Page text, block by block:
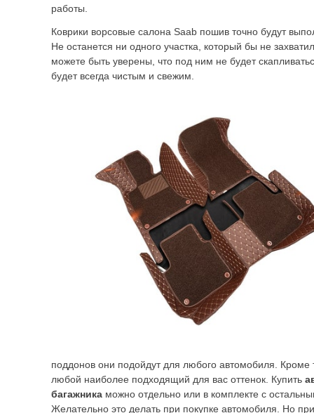
работы.
Коврики ворсовые салона Saab пошив точно будут
Не останется ни одного участка, который бы не
можете быть уверены, что под ним не будет
будет всегда чистым и свежим.
поддонов они подойдут для любого автомобиля. Кроме
любой наиболее подходящий для вас оттенок. Купить
багажника можно отдельно или в комплекте с
Желательно это делать при покупке автомобиля. Но